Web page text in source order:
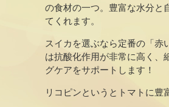
の食材の一つ。豊富な水分と
てくれます。
スイカを選ぶなら定番の「赤
は抗酸化作用が非常に高く、
グケアをサポートします！
リコピンというとトマトに豊